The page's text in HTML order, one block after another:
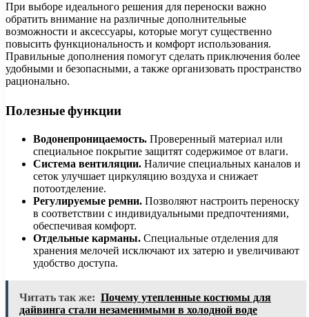
При выборе идеального решения для переноски важно
обратить внимание на различные дополнительные
возможности и аксессуары, которые могут существенно
повысить функциональность и комфорт использования.
Правильные дополнения помогут сделать приключения более
удобными и безопасными, а также организовать пространство
рационально.
Полезные функции
Водонепроницаемость. Проверенный материал или
специальное покрытие защитят содержимое от влаги.
Система вентиляции. Наличие специальных каналов и
сеток улучшает циркуляцию воздуха и снижает
потоотделение.
Регулируемые ремни. Позволяют настроить переноску
в соответствии с индивидуальными предпочтениями,
обеспечивая комфорт.
Отдельные карманы. Специальные отделения для
хранения мелочей исключают их затерю и увеличивают
удобство доступа.
Читать так же: Почему утепленные костюмы для
дайвинга стали незаменимыми в холодной воде